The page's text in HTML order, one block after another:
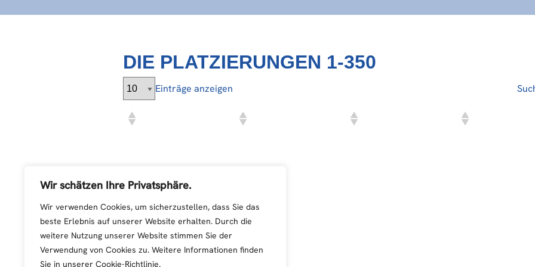
Wir schätzen Ihre Privatsphäre.
Wir verwenden Cookies, um sicherzustellen, dass Sie das
beste Erlebnis auf unserer Website erhalten. Durch die
weitere Nutzung unserer Website stimmen Sie der
Verwendung von Cookies zu. Weitere Informationen finden
Sie in unserer Cookie-Richtlinie.
DIE PLATZIERUNGEN 1-350
Einträge anzeigen
1 bis 4 von 4 Einträgen